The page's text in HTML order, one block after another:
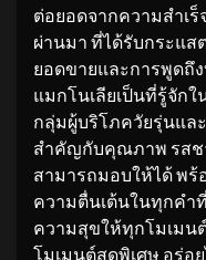
ต่อยอดจากความสำเ
ผ่านมา ที่ได้รับกระแ
ยอดขายและการพูดถึ
แมกโนเลียเป็นที่รู้จัก
กลุ่มผู้บริโภควัยรุ่นแล
สำคัญกับคุณภาพ รสช
สามารถมอบให้ได้ พร้
ความตื่นเต้นในทุกคำ
ความสุขให้ทุกโมเมน
โมเมนต์สุดพิเศษ อร่อ